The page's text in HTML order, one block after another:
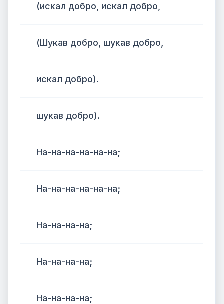
(искал добро, искал добро,
(Шукав добро, шукав добро,
искал добро).
шукав добро).
На-на-на-на-на-на;
На-на-на-на-на-на;
На-на-на-на;
На-на-на-на;
На-на-на-на;